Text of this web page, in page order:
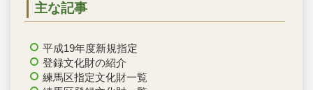
主な記事
平成19年度新規指定
登録文化財の紹介
練馬区指定文化財一覧